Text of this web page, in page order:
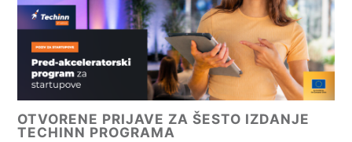
OTVORENE PRIJAVE ZA ŠESTO IZDANJE
TECHINN PROGRAMA